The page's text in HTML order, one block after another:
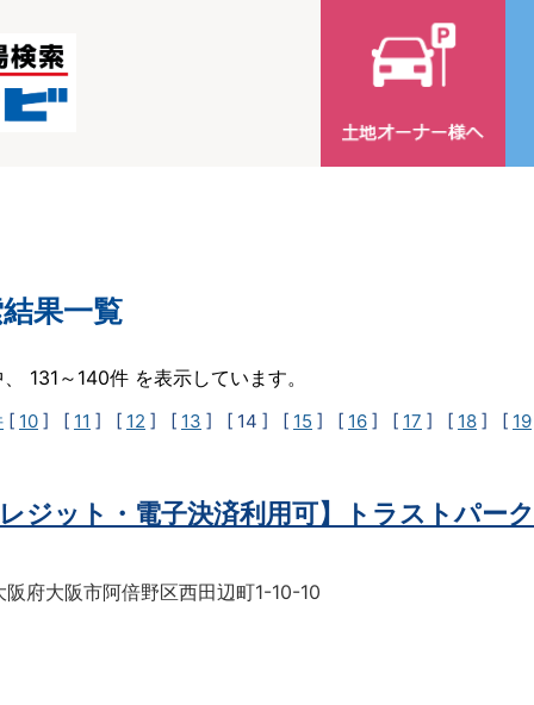
果一覧
131～140件 を表示しています。
[ 10 ] [ 11 ] [ 12 ] [ 13 ] [ 14 ] [ 15 ] [ 16 ] [ 17 ] [ 18 ] [ 19
レジット・電子決済利用可】トラストパー
阪府大阪市阿倍野区西田辺町1-10-10